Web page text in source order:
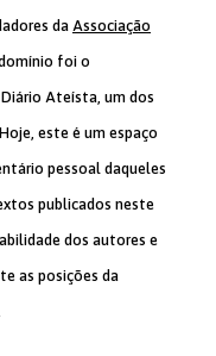
daAssociação
foi o
Ateísta, um dos
este é um espaço
pessoal daqueles
publicados neste
dos autores e
as posições da